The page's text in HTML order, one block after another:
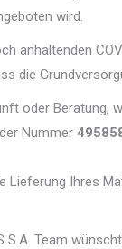
wird.
anhaltenden
die
oder Beratung,
Nummer
Lieferung Ihres
S.A. Team